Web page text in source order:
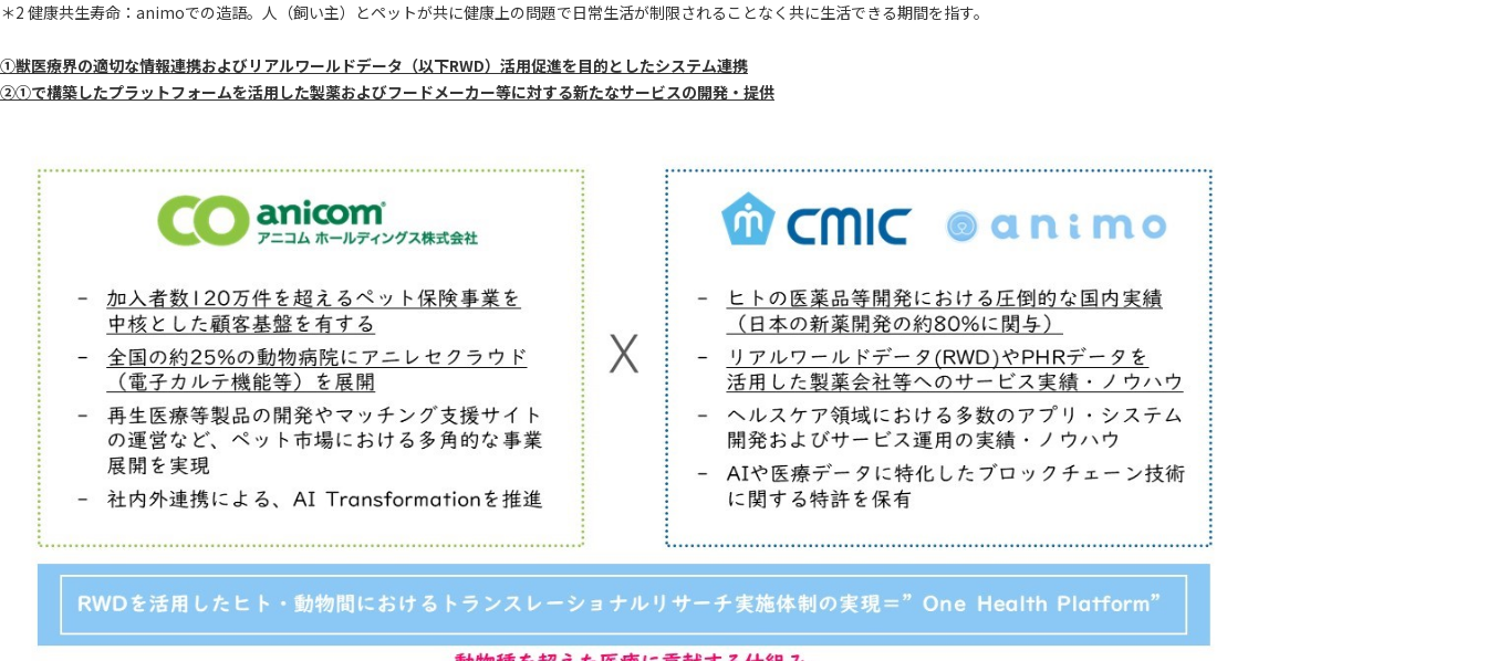
＊2 健康共生寿命：animoでの造語。人（飼い主）とペットが共に健康上の問題で日常生活が制限されることなく共に生活できる期間を指す。
①獣医療界の適切な情報連携およびリアルワールドデータ（以下RWD）活用促進を目的としたシステム連携
②①で構築したプラットフォームを活用した製薬およびフードメーカー等に対する新たなサービスの開発・提供